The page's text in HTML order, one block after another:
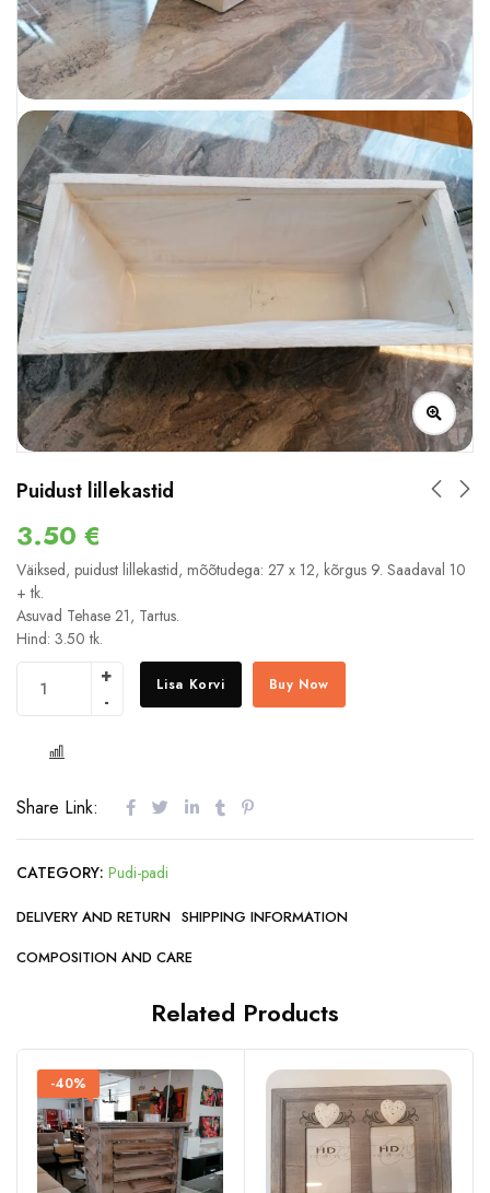
Puidust lillekastid
3.50 €
Väiksed, puidust lillekastid, mõõtudega: 27 x 12, kõrgus 9. Saadaval 10
+ tk.
Asuvad Tehase 21, Tartus.
Hind: 3.50 tk.
Lisa Korvi Buy Now
Share Link:
CATEGORY: Pudi-padi
DELIVERY AND RETURN SHIPPING INFORMATION
COMPOSITION AND CARE
Related Products
-40%